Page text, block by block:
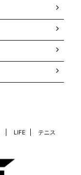
LIFE テニス